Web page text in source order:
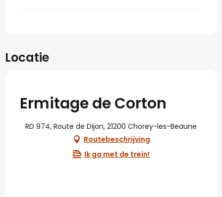
Locatie
Ermitage de Corton
RD 974, Route de Dijon, 21200 Chorey-les-Beaune
Routebeschrijving
Ik ga met de trein!